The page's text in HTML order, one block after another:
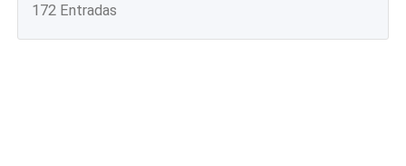
172 Entradas